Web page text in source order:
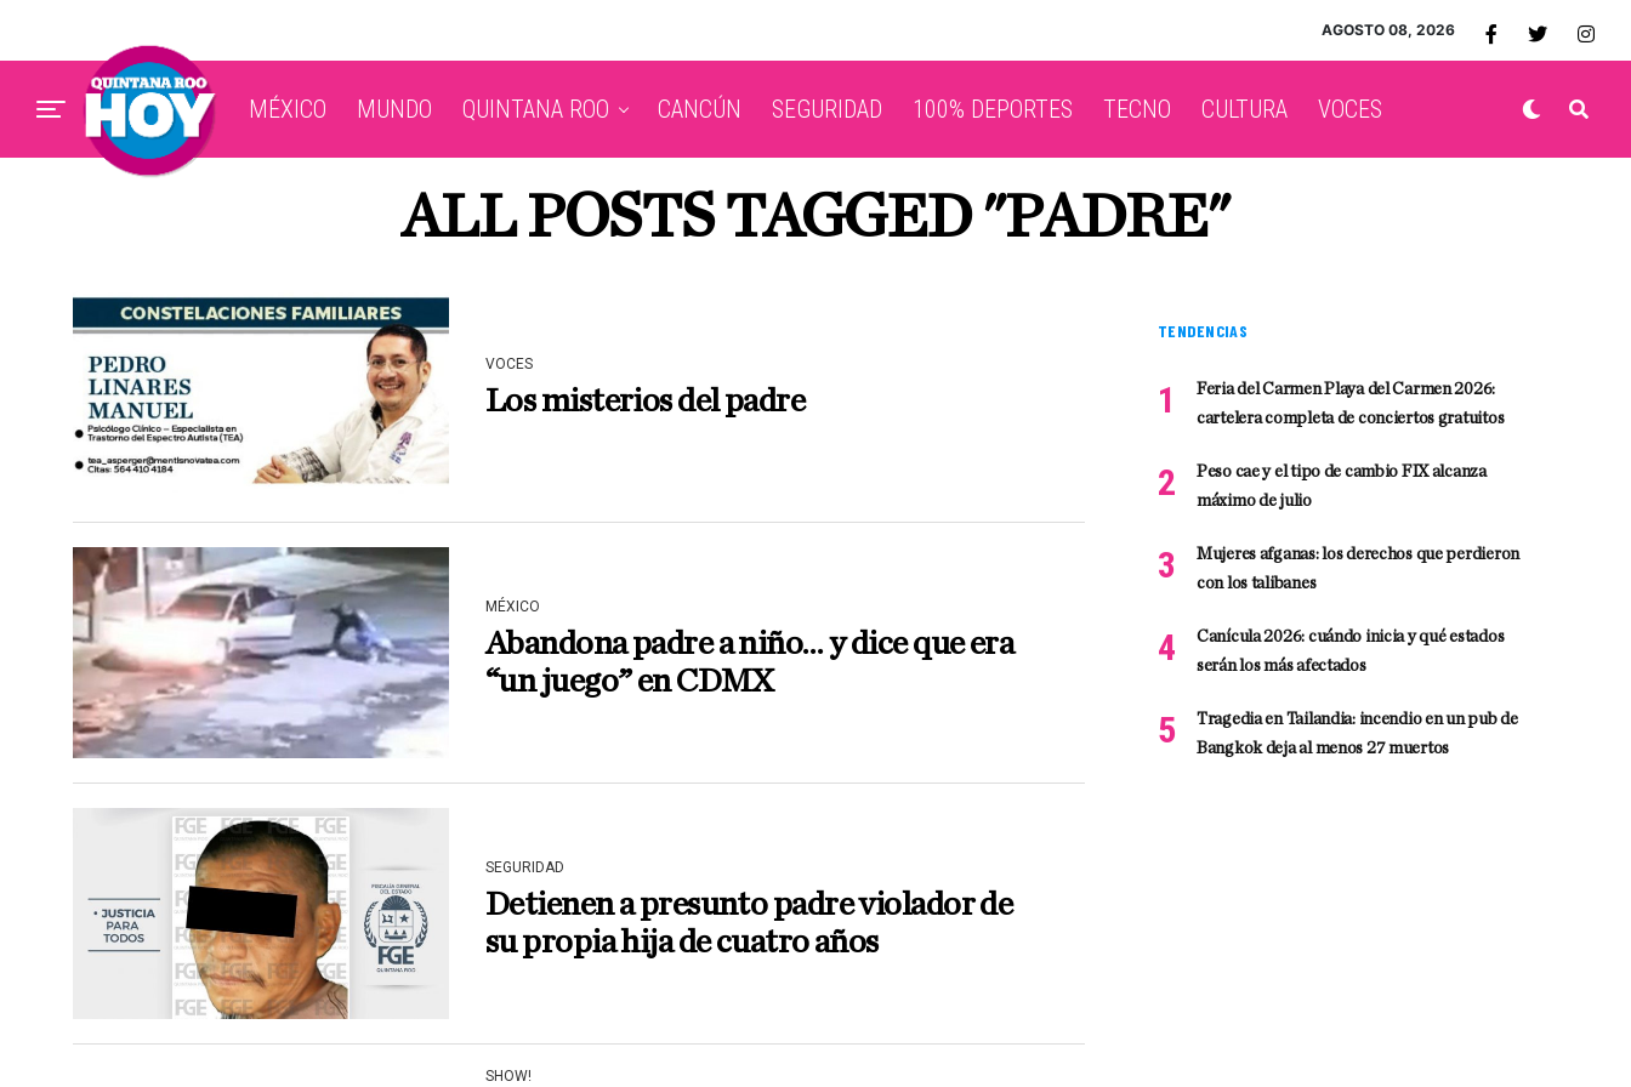
AGOSTO 08, 2026
MÉXICO MUNDO QUINTANA ROO CANCÚN SEGURIDAD 100% DEPORTES TECNO CULTURA VOCES
ALL POSTS TAGGED "PADRE"
VOCES
Los misterios del padre
MÉXICO
Abandona padre a niño… y dice que era
“un juego” en CDMX
SEGURIDAD
Detienen a presunto padre violador de
su propia hija de cuatro años
SHOW!
TENDENCIAS
Feria del Carmen Playa del Carmen 2026:
cartelera completa de conciertos gratuitos
Peso cae y el tipo de cambio FIX alcanza
máximo de julio
Mujeres afganas: los derechos que perdieron
con los talibanes
Canícula 2026: cuándo inicia y qué estados
serán los más afectados
Tragedia en Tailandia: incendio en un pub de
Bangkok deja al menos 27 muertos